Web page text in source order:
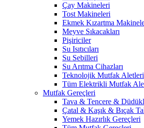
Çay Makineleri
Tost Makineleri
Ekmek Kızartma
Meyve Sıkacakları
Pişiriciler
Su Isıtıcıları
Su Sebilleri
Su Arıtma Cihazları
Teknolojik Mutfak Aletleri
Tüm Elektrikli Mutfak
Mutfak Gereçleri
Tava & Tencere &
Çatal & Kaşık & Bıçak
Yemek Hazırlık Gereçleri